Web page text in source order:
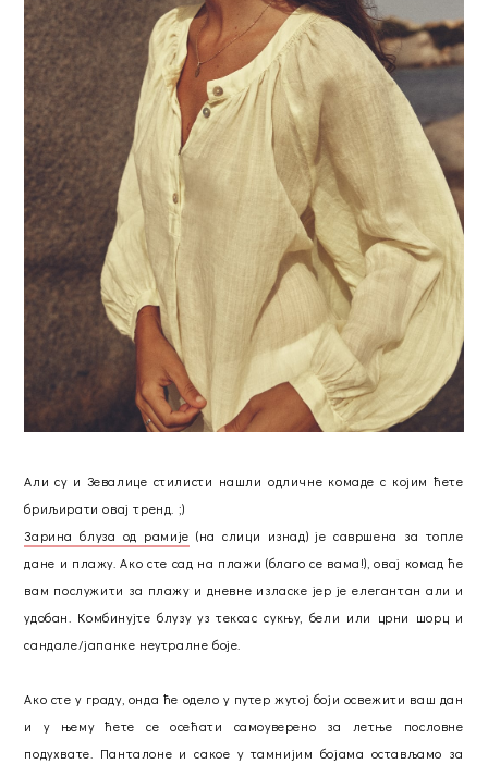
Али су и Зевалице стилисти нашли одличне комаде с којим ћете
бриљирати овај тренд. ;)
Зарина блуза од рамије (на слици изнад) је савршена за топле
дане и плажу. Ако сте сад на плажи (благо се вама!), овај комад ће
вам послужити за плажу и дневне изласке јер је елегантан али и
удобан. Комбинујте блузу уз тексас сукњу, бели или црни шорц и
сандале/јапанке неутралне боје.
Ако сте у граду, онда ће одело у путер жутој боји освежити ваш дан
и у њему ћете се осећати самоуверено за летње пословне
подухвате. Панталоне и сакое у тамнијим бојама остављамо за